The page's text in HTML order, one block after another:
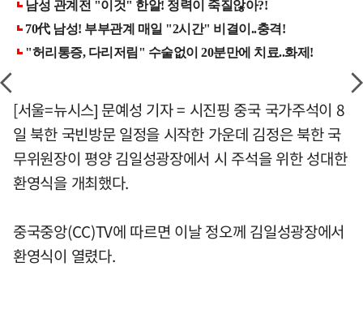
[서울=뉴시스] 문예성 기자 = 시진핑 중국 국가주석이 8
일 북한 국빈방문 일정을 시작한 가운데 김정은 북한 국
무위원장이 평양 김일성광장에서 시 주석을 위한 성대한
환영식을 개최했다.
중국중앙(CC)TV에 따르면 이날 정오께 김일성광장에서
환영식이 열렸다.